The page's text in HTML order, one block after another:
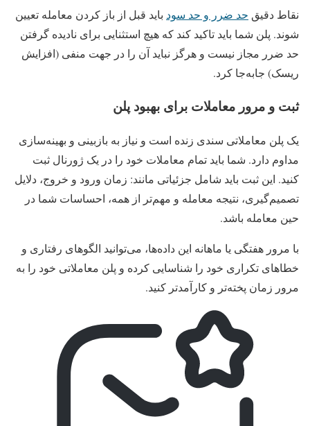
نقاط دقیق حد ضرر و حد سود باید قبل از باز کردن معامله تعیین
شوند. پلن شما باید تاکید کند که هیچ استثنایی برای نادیده گرفتن
حد ضرر مجاز نیست و هرگز نباید آن را در جهت منفی (افزایش
ریسک) جابه‌جا کرد.
ثبت و مرور معاملات برای بهبود پلن
یک پلن معاملاتی سندی زنده است و نیاز به بازبینی و بهینه‌سازی
مداوم دارد. شما باید تمام معاملات خود را در یک ژورنال ثبت
کنید. این ثبت باید شامل جزئیاتی مانند: زمان ورود و خروج، دلایل
تصمیم‌گیری، نتیجه معامله و مهم‌تر از همه، احساسات شما در
حین معامله باشد.
با مرور هفتگی یا ماهانه این داده‌ها، می‌توانید الگوهای رفتاری و
خطاهای تکراری خود را شناسایی کرده و پلن معاملاتی خود را به
مرور زمان پخته‌تر و کارآمدتر کنید.